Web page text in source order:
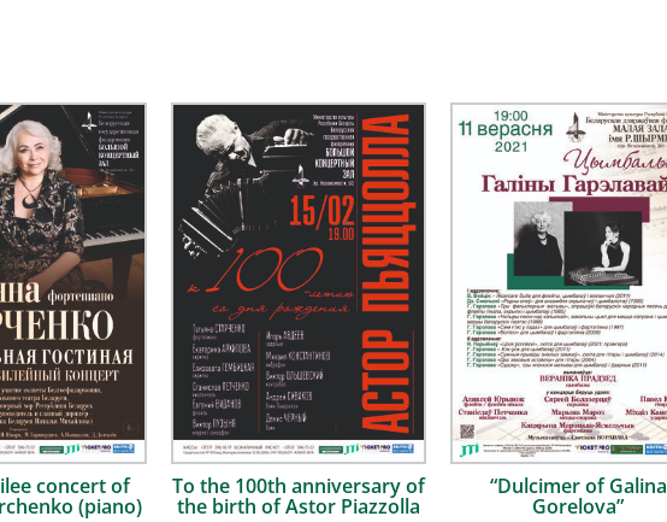
concert of
(piano)
To the 100th anniversary of
the birth of Astor Piazzolla
“Dulcimer of Galina
Gorelova”